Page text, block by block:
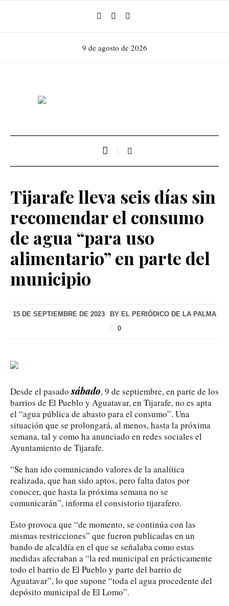
9 de agosto de 2026
Tijarafe lleva seis días sin
recomendar el consumo
de agua “para uso
alimentario” en parte del
municipio
15 DE SEPTIEMBRE DE 2023 BY EL PERIÓDICO DE LA PALMA
0
Desde el pasadosábado, 9 de septiembre, en parte de los
barrios de El Pueblo y Aguatavar, en Tijarafe, no es apta
el “agua pública de abasto para el consumo”. Una
situación que se prolongará, al menos, hasta la próxima
semana, tal y como ha anunciado en redes sociales el
Ayuntamiento de Tijarafe.
“Se han ido comunicando valores de la analítica
realizada, que han sido aptos, pero falta datos por
conocer, que hasta la próxima semana no se
comunicarán”, informa el consistorio tijarafero.
Esto provoca que “de momento, se continúa con las
mismas restricciones” que fueron publicadas en un
bando de alcaldía en el que se señalaba como estas
medidas afectaban a “la red municipal en prácticamente
todo el barrio de El Pueblo y parte del barrio de
Aguatavar”, lo que supone “toda el agua procedente del
depósito municipal de El Lomo”.